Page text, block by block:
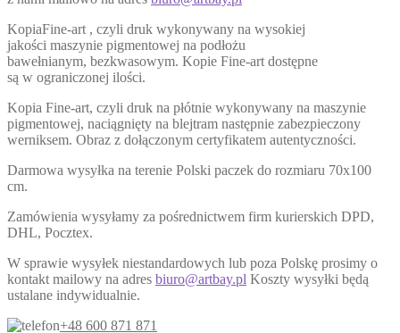
KopiaFine-art , czyli druk wykonywany na wysokiej
jakości maszynie pigmentowej na podłożu
bawełnianym, bezkwasowym. Kopie Fine-art dostępne
są w ograniczonej ilości.
Kopia Fine-art, czyli druk na płótnie wykonywany na maszynie
pigmentowej, naciągnięty na blejtram następnie zabezpieczony
werniksem. Obraz z dołączonym certyfikatem autentyczności.
Darmowa wysyłka na terenie Polski paczek do rozmiaru 70x100
cm.
Zamówienia wysyłamy za pośrednictwem firm kurierskich DPD,
DHL, Pocztex.
W sprawie wysyłek niestandardowych lub poza Polskę prosimy o
kontakt mailowy na adres biuro@artbay.pl Koszty wysyłki będą
ustalane indywidualnie.
+48 600 871 871